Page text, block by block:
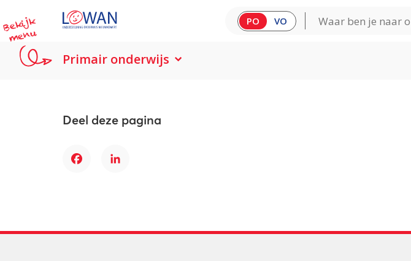
B
e
kij
k
m
e
n
u
PO VO
Primair onderwijs
Deel deze pagina
FacebookLinkedIn